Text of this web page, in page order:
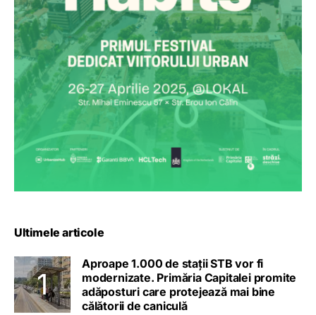
Ultimele articole
Aproape 1.000 de stații STB vor fi
modernizate. Primăria Capitalei promite
adăposturi care protejează mai bine
călătorii de caniculă